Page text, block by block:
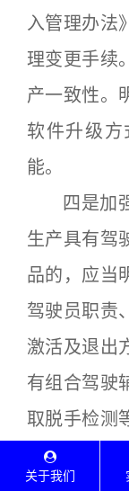
入管理办法
理变更手续
产一致性。
软件升级
能。
四是加强
生产具有驾
品的，应当
驾驶员职责
激活及退出
有组合驾驶
取脱手检测
执行相应的
关于我们